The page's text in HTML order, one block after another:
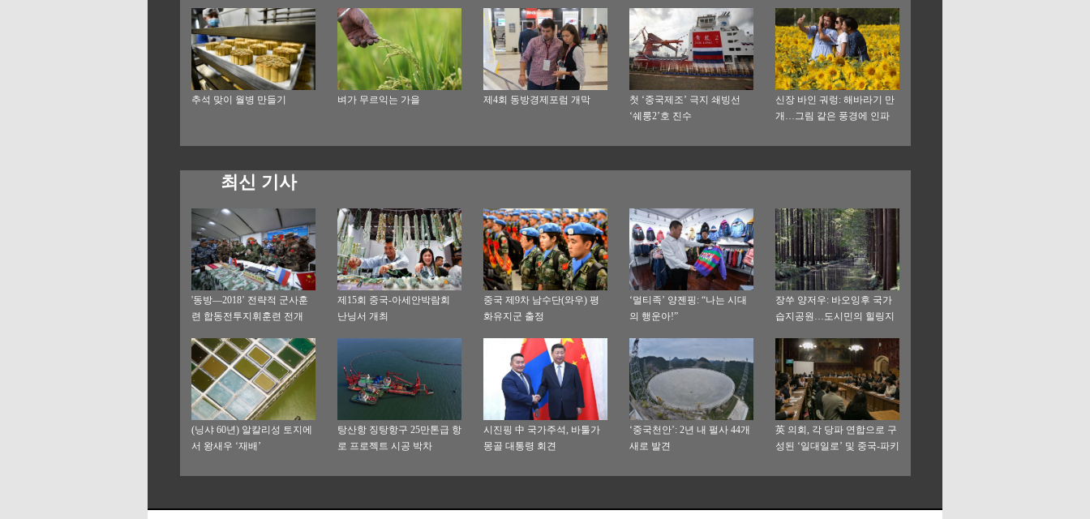
추석 맞이 월병 만들기 벼가 무르익는 가을 제4회 동방경제포럼 개막
첫 ‘중국제조’ 극지 쇄빙선
‘쉐룽2’호 진수
신장 바인 궈렁: 해바라기 만
개…그림 같은 풍경에 인파
최신 기사
'동방—2018’ 전략적 군사훈
련 합동전투지휘훈련 전개
제15회 중국-아세안박람회
난닝서 개최
중국 제9차 남수단(와우) 평
화유지군 출정
‘멀티족’ 양젠핑: “나는 시대
의 행운아!”
장쑤 양저우: 바오잉후 국가
습지공원…도시민의 힐링지
(닝샤 60년) 알칼리성 토지에
서 왕새우 ‘재배’
탕산항 징탕항구 25만톤급 항
로 프로젝트 시공 박차
시진핑 中 국가주석, 바툴가
몽골 대통령 회견
‘중국천안’: 2년 내 펄사 44개
새로 발견
英 의회, 각 당파 연합으로 구
성된 ‘일대일로’ 및 중국-파키